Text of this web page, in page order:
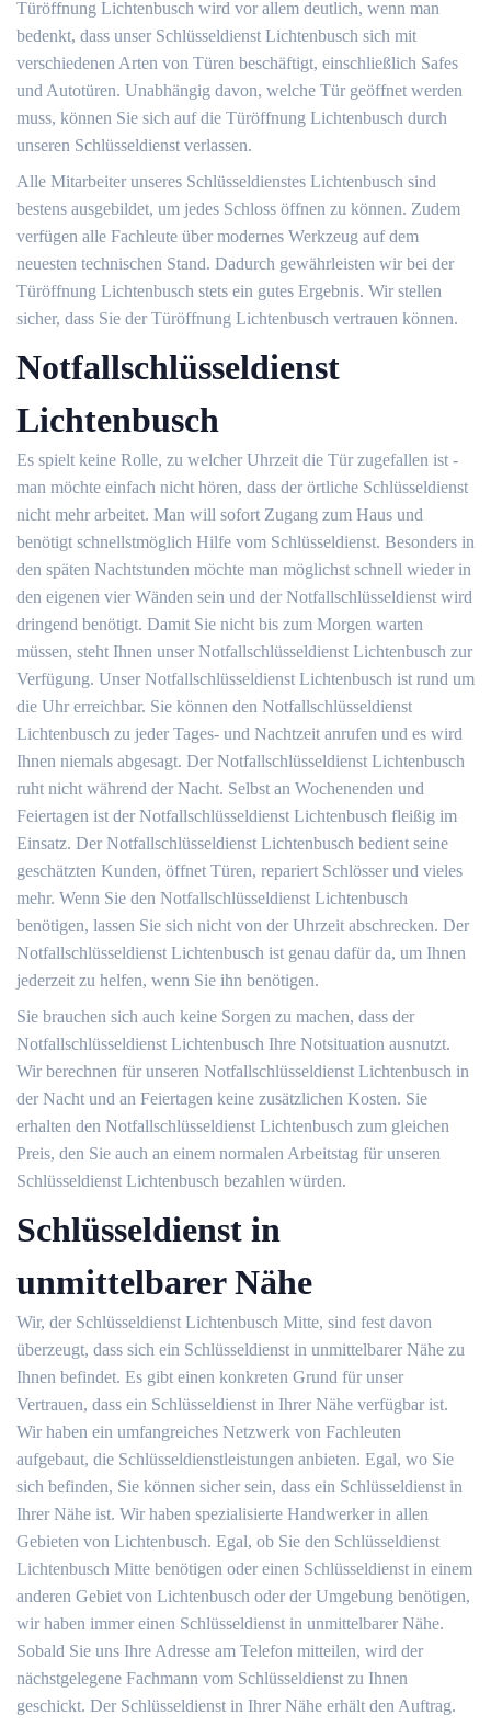
Türöffnung Lichtenbusch wird vor allem deutlich, wenn man
bedenkt, dass unser Schlüsseldienst Lichtenbusch sich mit
verschiedenen Arten von Türen beschäftigt, einschließlich Safes
und Autotüren. Unabhängig davon, welche Tür geöffnet werden
muss, können Sie sich auf die Türöffnung Lichtenbusch durch
unseren Schlüsseldienst verlassen.
Alle Mitarbeiter unseres Schlüsseldienstes Lichtenbusch sind
bestens ausgebildet, um jedes Schloss öffnen zu können. Zudem
verfügen alle Fachleute über modernes Werkzeug auf dem
neuesten technischen Stand. Dadurch gewährleisten wir bei der
Türöffnung Lichtenbusch stets ein gutes Ergebnis. Wir stellen
sicher, dass Sie der Türöffnung Lichtenbusch vertrauen können.
Notfallschlüsseldienst
Lichtenbusch
Es spielt keine Rolle, zu welcher Uhrzeit die Tür zugefallen ist -
man möchte einfach nicht hören, dass der örtliche Schlüsseldienst
nicht mehr arbeitet. Man will sofort Zugang zum Haus und
benötigt schnellstmöglich Hilfe vom Schlüsseldienst. Besonders in
den späten Nachtstunden möchte man möglichst schnell wieder in
den eigenen vier Wänden sein und der Notfallschlüsseldienst wird
dringend benötigt. Damit Sie nicht bis zum Morgen warten
müssen, steht Ihnen unser Notfallschlüsseldienst Lichtenbusch zur
Verfügung. Unser Notfallschlüsseldienst Lichtenbusch ist rund um
die Uhr erreichbar. Sie können den Notfallschlüsseldienst
Lichtenbusch zu jeder Tages- und Nachtzeit anrufen und es wird
Ihnen niemals abgesagt. Der Notfallschlüsseldienst Lichtenbusch
ruht nicht während der Nacht. Selbst an Wochenenden und
Feiertagen ist der Notfallschlüsseldienst Lichtenbusch fleißig im
Einsatz. Der Notfallschlüsseldienst Lichtenbusch bedient seine
geschätzten Kunden, öffnet Türen, repariert Schlösser und vieles
mehr. Wenn Sie den Notfallschlüsseldienst Lichtenbusch
benötigen, lassen Sie sich nicht von der Uhrzeit abschrecken. Der
Notfallschlüsseldienst Lichtenbusch ist genau dafür da, um Ihnen
jederzeit zu helfen, wenn Sie ihn benötigen.
Sie brauchen sich auch keine Sorgen zu machen, dass der
Notfallschlüsseldienst Lichtenbusch Ihre Notsituation ausnutzt.
Wir berechnen für unseren Notfallschlüsseldienst Lichtenbusch in
der Nacht und an Feiertagen keine zusätzlichen Kosten. Sie
erhalten den Notfallschlüsseldienst Lichtenbusch zum gleichen
Preis, den Sie auch an einem normalen Arbeitstag für unseren
Schlüsseldienst Lichtenbusch bezahlen würden.
Schlüsseldienst in
unmittelbarer Nähe
Wir, der Schlüsseldienst Lichtenbusch Mitte, sind fest davon
überzeugt, dass sich ein Schlüsseldienst in unmittelbarer Nähe zu
Ihnen befindet. Es gibt einen konkreten Grund für unser
Vertrauen, dass ein Schlüsseldienst in Ihrer Nähe verfügbar ist.
Wir haben ein umfangreiches Netzwerk von Fachleuten
aufgebaut, die Schlüsseldienstleistungen anbieten. Egal, wo Sie
sich befinden, Sie können sicher sein, dass ein Schlüsseldienst in
Ihrer Nähe ist. Wir haben spezialisierte Handwerker in allen
Gebieten von Lichtenbusch. Egal, ob Sie den Schlüsseldienst
Lichtenbusch Mitte benötigen oder einen Schlüsseldienst in einem
anderen Gebiet von Lichtenbusch oder der Umgebung benötigen,
wir haben immer einen Schlüsseldienst in unmittelbarer Nähe.
Sobald Sie uns Ihre Adresse am Telefon mitteilen, wird der
nächstgelegene Fachmann vom Schlüsseldienst zu Ihnen
geschickt. Der Schlüsseldienst in Ihrer Nähe erhält den Auftrag.